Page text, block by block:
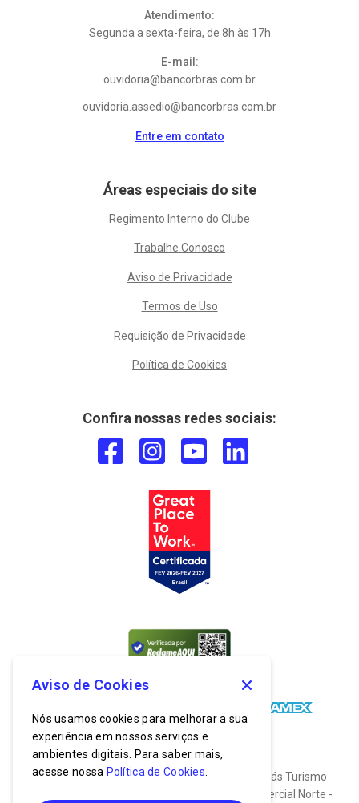
Atendimento:
Segunda a sexta-feira, de 8h às 17h
E-mail:
ouvidoria@bancorbras.com.br
ouvidoria.assedio@bancorbras.com.br
Entre em contato
Áreas especiais do site
Regimento Interno do Clube
Trabalhe Conosco
Aviso de Privacidade
Termos de Uso
Requisição de Privacidade
Política de Cookies
Confira nossas redes sociais:
© 2026. Todos os direitos reservados. Bancorbrás Turismo
S.A. CNPJ: 03.635.174/0001-19. End: Setor Comercial Norte -
Aviso de Cookies
Nós usamos cookies para melhorar a sua
experiência em nossos serviços e
ambientes digitais. Para saber mais,
acesse nossa Política de Cookies